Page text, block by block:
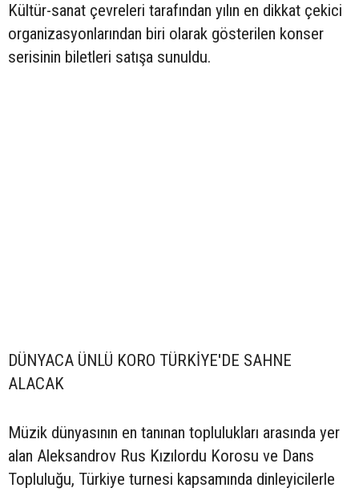
Kültür-sanat çevreleri tarafından yılın en dikkat çekici
organizasyonlarından biri olarak gösterilen konser
serisinin biletleri satışa sunuldu.
DÜNYACA ÜNLÜ KORO TÜRKİYE'DE SAHNE
ALACAK
Müzik dünyasının en tanınan toplulukları arasında yer
alan Aleksandrov Rus Kızılordu Korosu ve Dans
Topluluğu, Türkiye turnesi kapsamında dinleyicilerle